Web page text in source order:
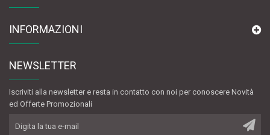
INFORMAZIONI
NEWSLETTER
Iscriviti alla newsletter e resta in contatto con noi per conoscere Novità
ed Offerte Promozionali